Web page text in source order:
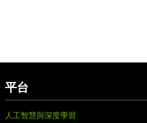
平台
人工智慧與深度學習